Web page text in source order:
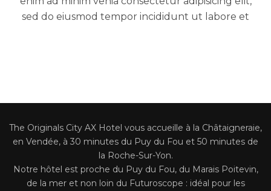
Chambre Double
Activités Aux Alentours
FAQ
Contact
sed do eiusmod tempor incididunt ut labore et
The Originals City AX Hotel vous accueille à la Châtaigneraie,
en Vendée, à 30 minutes du Puy du Fou et 50 minutes de
la Roche-Sur-Yon.
Notre hôtel est proche du Puy du Fou, du Marais Poitevin,
de la mer et non loin du Futuroscope : idéal pour les